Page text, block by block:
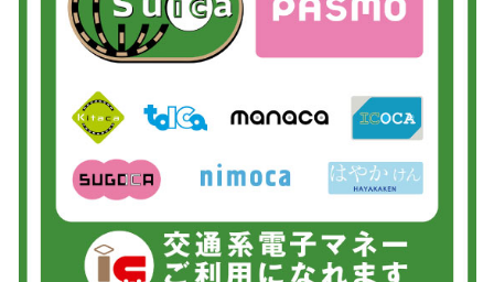
松戸市よりお越しのお客様のiPhone13Proの液晶交換をさせて頂きました！
ありがとうございました！
がとうございました！
2026/05/30
松戸市よりお越しのお客様のiPhone11の液晶交換をさせて頂きました！あ
2026/05/30
鎌ヶ谷市よりお越しのお客様のSwitchの基板修理をさせて頂きました！あ
りがとうございました！
2026/05/29
松戸市よりお越しのお客様のiPhone14Proの液晶交換をさせて頂きました！
ありがとうございました！